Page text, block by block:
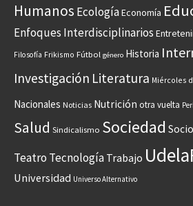
Humanos EcologíaEconomía
Enfoques Interdisciplinarios
Filosofía Frikismo Fútbol género Historia
Investigación Literatura Miércoles
Nacionales Noticias Nutrición otra vuelta
Salud Sindicalismo Sociedad
Teatro Tecnología Trabajo
Universidad Universo Alternativo